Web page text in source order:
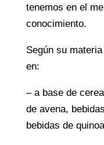
tenemos en el
conocimiento.
Según su
en:
– a base de
de avena,
bebidas de